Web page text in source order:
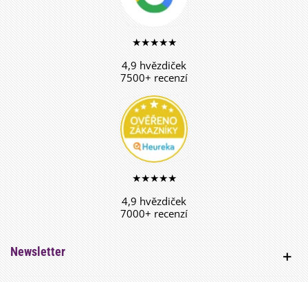
★★★★★
4,9 hvězdiček
7500+ recenzí
★★★★★
4,9 hvězdiček
7000+ recenzí
Newsletter